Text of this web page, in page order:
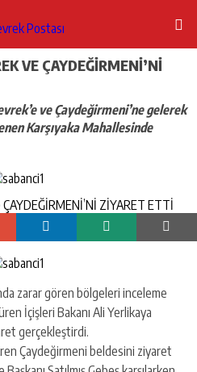
VE ÇAYDEĞİRMENİ’Nİ
ve Çaydeğirmeni’ne gelerek
Karşıyaka Mahallesinde
zarar gören bölgeleri inceleme
İçişleri Bakanı Ali Yerlikaya
gerçekleştirdi.
Çaydeğirmeni beldesini ziyaret